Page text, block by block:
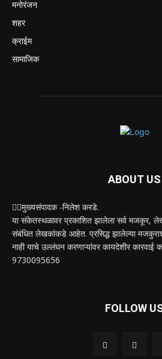
मनोरंजन
शहर
क्राईम
सामाजिक
ABOUT US
✍🏻मुख्यसंपादक -निलेश करडे.
या संकेतस्थळावर प्रकाशित झालेला सर्व मजकूर,
संबंधित लेखकांकडे आहेत. प्रसिद्ध झालेल्या
नाही याचे उल्लंघन करणाऱ्यांवर कायदेशीर कारवाई
9730095656
FOLLOW